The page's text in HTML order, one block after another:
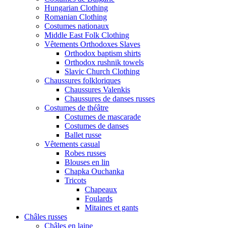
Hungarian Clothing
Romanian Clothing
Costumes nationaux
Middle East Folk Clothing
Vêtements Orthodoxes Slaves
Orthodox baptism shirts
Orthodox rushnik towels
Slavic Church Clothing
Chaussures folkloriques
Chaussures Valenkis
Chaussures de danses russes
Costumes de théâtre
Costumes de mascarade
Costumes de danses
Ballet russe
Vêtements casual
Robes russes
Blouses en lin
Chapka Ouchanka
Tricots
Chapeaux
Foulards
Mitaines et gants
Châles russes
Châles en laine